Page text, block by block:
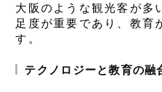
大阪のような観光客が多
足度が重要であり、教育
す。
テクノロジーと教育の融